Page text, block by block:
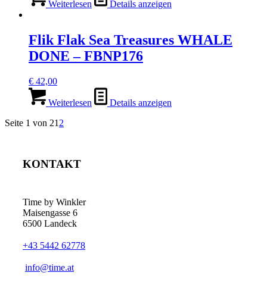
Weiterlesen Details anzeigen
Flik Flak Sea Treasures WHALE
DONE – FBNP176
€ 42,00
Weiterlesen
Details anzeigen
Seite 1 von 21 2
KONTAKT
Time by Winkler
Maisengasse 6
6500 Landeck
+43 5442 62778
­info@time.at